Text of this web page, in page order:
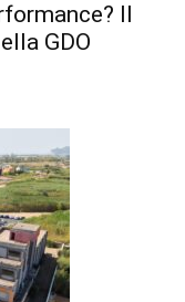
Il
GDO